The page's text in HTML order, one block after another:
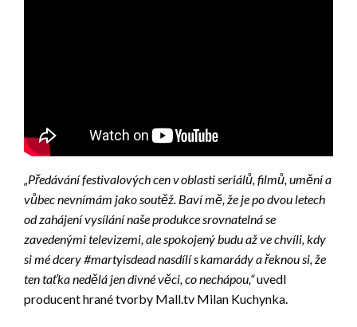
„Předávání festivalových cen v oblasti seriálů, filmů, umění a
vůbec nevnímám jako soutěž. Baví mě, že je po dvou letech
od zahájení vysílání naše produkce srovnatelná se
zavedenými televizemi, ale spokojený budu až ve chvíli, kdy
si mé dcery #martyisdead nasdílí s kamarády a řeknou si, že
ten taťka nedělá jen divné věci, co nechápou,“uvedl
producent hrané tvorby Mall.tv Milan Kuchynka.